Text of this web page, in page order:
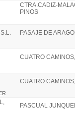
CTRA.CADIZ-
PINOS
PASAJE DE
CUATRO
CUATRO
PASCUAL